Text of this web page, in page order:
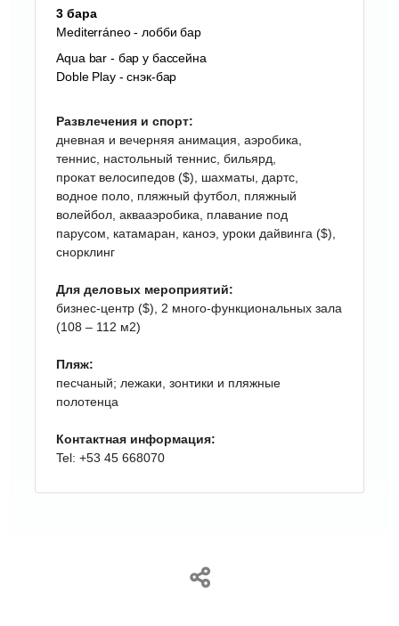
3 бара
Mediterráneo - лобби бар
Aqua bar - бар у бассейна
Doble Play - снэк-бар
Развлечения и спорт:
дневная и вечерняя анимация, аэробика,
теннис, настольный теннис, бильярд,
прокат велосипедов ($), шахматы, дартс,
водное поло, пляжный футбол, пляжный
волейбол, аквааэробика, плавание под
парусом, катамаран, каноэ, уроки дайвинга ($),
снорклинг
Для деловых мероприятий:
бизнес-центр ($), 2 много-функциональных зала
(108 – 112 м2)
Пляж:
песчаный; лежаки, зонтики и пляжные
полотенца
Контактная информация:
Tel: +53 45 668070